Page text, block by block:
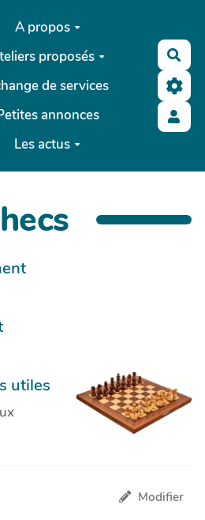
A propos
proposés
de services
annonces
Les actus
utiles
Modifier